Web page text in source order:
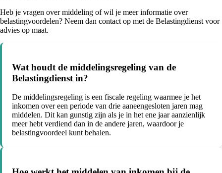
Heb je vragen over middeling of wil je meer informatie over
belastingvoordelen? Neem dan contact op met de Belastingdienst voor
advies op maat.
Wat houdt de middelingsregeling van de
Belastingdienst in?
De middelingsregeling is een fiscale regeling waarmee je het
inkomen over een periode van drie aaneengesloten jaren mag
middelen. Dit kan gunstig zijn als je in het ene jaar aanzienlijk
meer hebt verdiend dan in de andere jaren, waardoor je
belastingvoordeel kunt behalen.